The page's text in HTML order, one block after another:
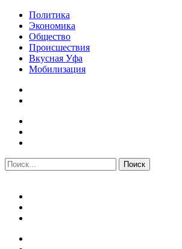
Политика
Экономика
Общество
Происшествия
Вкусная Уфа
Мобилизация